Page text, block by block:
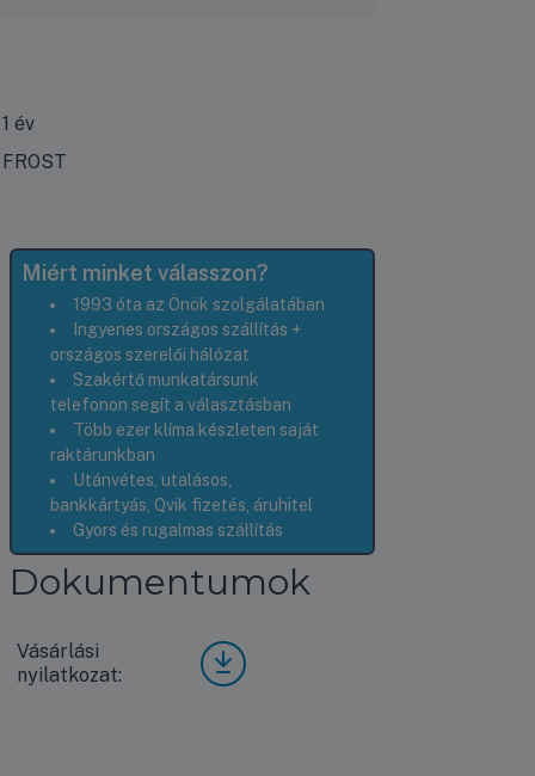
1 év
FROST
Miért minket válasszon?
1993 óta az Önök szolgálatában
Ingyenes országos szállítás +
országos szerelői hálózat
Szakértő munkatársunk
telefonon segít a választásban
Több ezer klíma készleten saját
raktárunkban
Utánvétes, utalásos,
bankkártyás, Qvik fizetés, áruhitel
Gyors és rugalmas szállítás
Dokumentumok
Vásárlási
nyilatkozat:
Vásá
rlási